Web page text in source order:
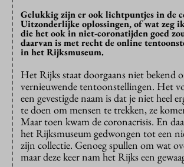
Gelukkig zijn er ook lichtpuntjes in de
Uitzonderlijke oplossingen, of wat zeg
die het ook in niet-coronatijden goed
daarvan is met recht de online
in het Rijksmuseum.
Het Rijks staat doorgaans niet bekend
vernieuwende tentoonstellingen. Het
een gevestigde naam is dat je niet heel
te doen om mensen te trekken, ze
Maar toen kwam de coronacrisis. En
het Rijksmuseum gedwongen tot een
zijn collectie. Genoeg spullen om wat
maar deze keer nam het Rijks een